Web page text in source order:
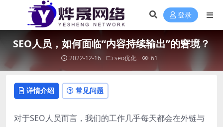
登录
SEO人员，如何面临“内容持续输出”的窘境？
2022-12-16 seo优化 61
详情介绍 常见问题
对于SEO人员而言，我们的工作几乎每天都会在外链与